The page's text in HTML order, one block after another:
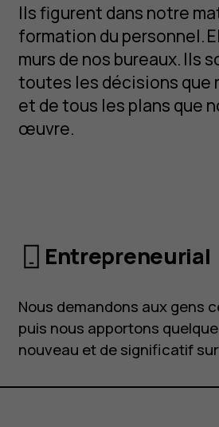
Blog
Réparer, réutiliser, recycler
Responsable
Ils figurent dans notre
formation du personnel.
murs de nos bureaux. Ils
toutes les décisions que
et de tous les plans que
œuvre.
Entrepreneurial
Nous demandons aux gens
puis nous apportons
nouveau et de significatif